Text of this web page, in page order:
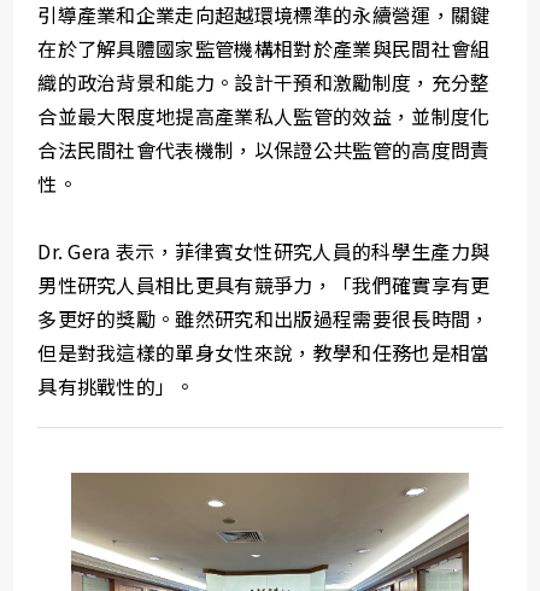
引導產業和企業走向超越環境標準的永續營運，關鍵
在於了解具體國家監管機構相對於產業與民間社會組
織的政治背景和能力。設計干預和激勵制度，充分整
合並最大限度地提高產業私人監管的效益，並制度化
合法民間社會代表機制，以保證公共監管的高度問責
性。
Dr. Gera 表示，菲律賓女性研究人員的科學生產力與
男性研究人員相比更具有競爭力，「我們確實享有更
多更好的獎勵。雖然研究和出版過程需要很長時間，
但是對我這樣的單身女性來說，教學和任務也是相當
具有挑戰性的」。